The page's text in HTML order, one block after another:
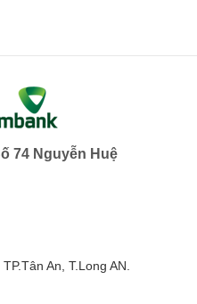
74 Nguyễn Huệ
An, T.Long AN.